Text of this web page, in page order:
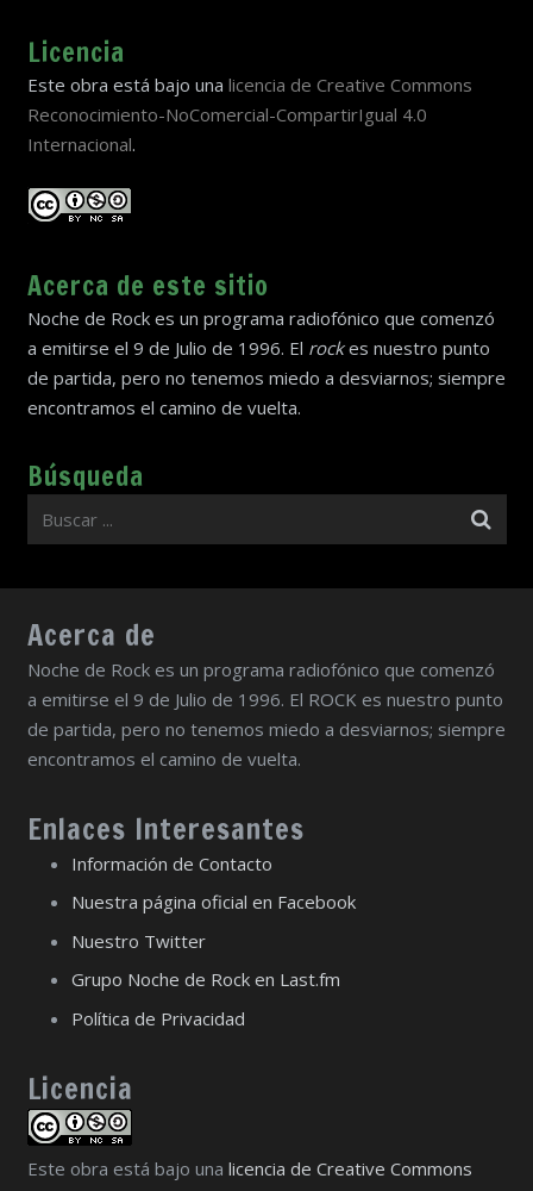
Licencia
Este obra está bajo una licencia de Creative Commons
Reconocimiento-NoComercial-CompartirIgual 4.0
Internacional.
Acerca de este sitio
Noche de Rock es un programa radiofónico que comenzó
a emitirse el 9 de Julio de 1996. El rockes nuestro punto
de partida, pero no tenemos miedo a desviarnos; siempre
encontramos el camino de vuelta.
Búsqueda
Acerca de
Noche de Rock es un programa radiofónico que comenzó
a emitirse el 9 de Julio de 1996. El ROCK es nuestro punto
de partida, pero no tenemos miedo a desviarnos; siempre
encontramos el camino de vuelta.
Enlaces Interesantes
Información de Contacto
Nuestra página oficial en Facebook
Nuestro Twitter
Grupo Noche de Rock en Last.fm
Política de Privacidad
Licencia
Este obra está bajo una licencia de Creative Commons